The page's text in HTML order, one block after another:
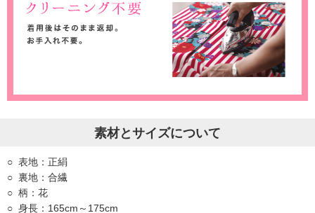
素材とサイズについて
表地：正絹
裏地：合繊
柄：花
身長：165cm～175cm